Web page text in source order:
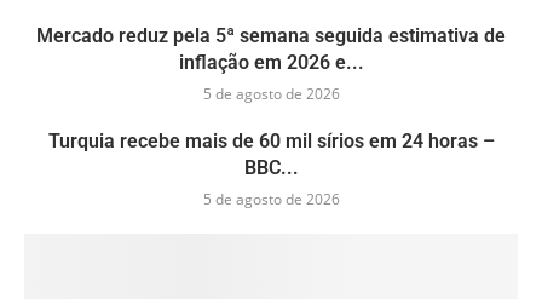
Mercado reduz pela 5ª semana seguida estimativa de
inflação em 2026 e...
5 de agosto de 2026
Turquia recebe mais de 60 mil sírios em 24 horas –
BBC...
5 de agosto de 2026